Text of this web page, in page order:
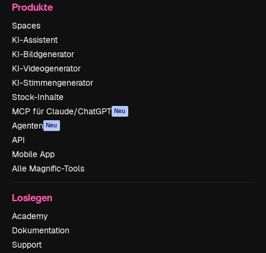
Produkte
Spaces
KI-Assistent
KI-Bildgenerator
KI-Videogenerator
KI-Stimmengenerator
Stock-Inhalte
MCP für Claude/ChatGPT Neu
Agenten Neu
API
Mobile App
Alle Magnific-Tools
Loslegen
Academy
Dokumentation
Support